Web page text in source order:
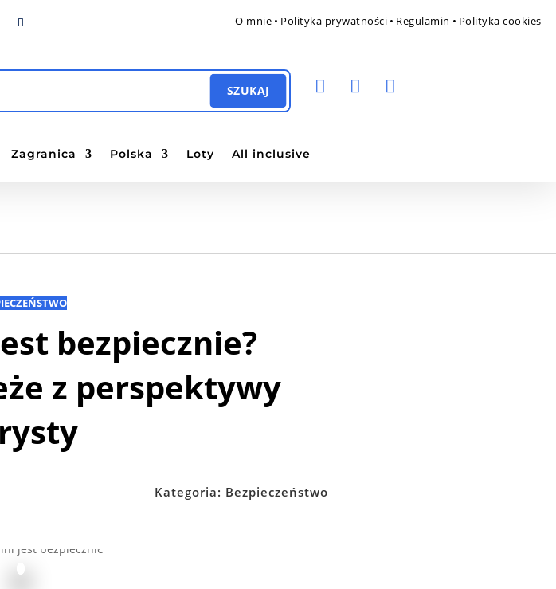
O mnie • Polityka prywatności • Regulamin • Polityka cookies
  
Zagranica Polska Loty All inclusive
bezpiecznie?
z perspektywy
Kategoria: Bezpieczeństwo